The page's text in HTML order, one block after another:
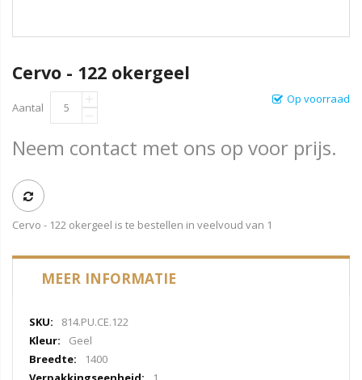
Cervo - 122 okergeel
Op voorraad
Aantal
Neem contact met ons op voor prijs.
Cervo - 122 okergeel is te bestellen in veelvoud van 1
MEER INFORMATIE
Meer
informatie
814.PU.CE.122
Geel
1400